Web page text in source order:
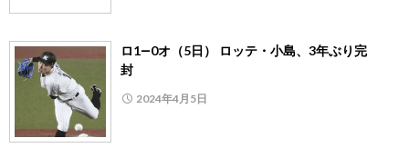
ロ1―0オ（5日） ロッテ・小島、3年ぶり完
封
2024年4月5日